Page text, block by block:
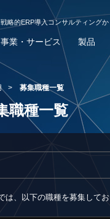
戦略的ERP導入コンサルティング
事業・サービス 製品
> 募集職種一覧
職種一覧
は、以下の職種を募集して